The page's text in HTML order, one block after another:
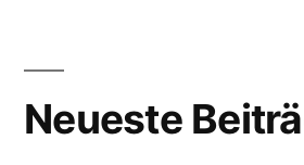
Neueste